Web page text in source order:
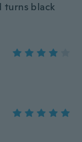
turns black